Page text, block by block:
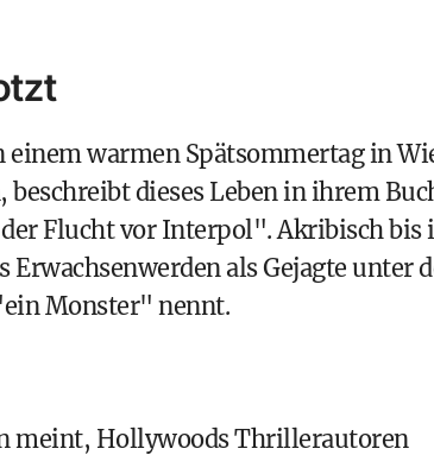
einem warmen Spätsommertag in
dieses Leben in ihrem
Flucht vor Interpol". Akribisch bis
als Gejagte unter
Monster" nennt.
meint, Hollywoods Thrillerautoren